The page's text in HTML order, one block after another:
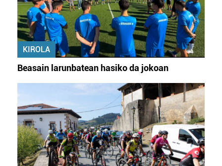
KIROLA
Beasain larunbatean hasiko da jokoan